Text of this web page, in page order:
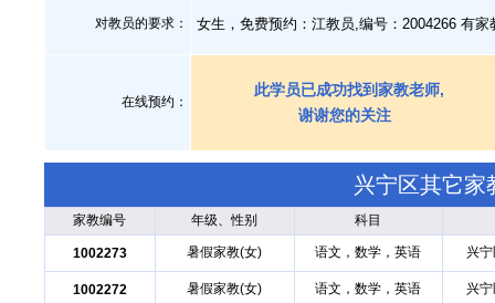
对教员的要求： 女生，免费预约：江教员,编号：2004266 有
在线预约：
此学员已成功找到家教老师,
谢谢您的关注
兴宁区其它家
家教编号 年级、性别 科目
1002273 暑假家教(女) 语文，数学，英语 兴
1002272 暑假家教(女) 语文，数学，英语 兴